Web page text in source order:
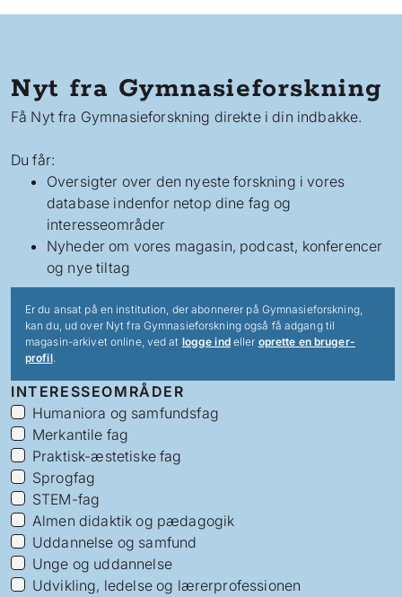
Nyt fra Gymnasieforskning
Få Nyt fra Gymnasieforskning direkte i din indbakke.
Du får:
Oversigter over den nyeste forskning i vores
database indenfor netop dine fag og
interesseområder
Nyheder om vores magasin, podcast, konferencer
og nye tiltag
Er du ansat på en institution, der abonnerer på Gymnasieforskning,
kan du, ud over Nyt fra Gymnasieforskning også få adgang til
magasin-arkivet online, ved at logge indeller oprette en bruger-
profil.
INTERESSEOMRÅDER
Humaniora og samfundsfag
Merkantile fag
Praktisk-æstetiske fag
Sprogfag
STEM-fag
Almen didaktik og pædagogik
Uddannelse og samfund
Unge og uddannelse
Udvikling, ledelse og lærerprofessionen